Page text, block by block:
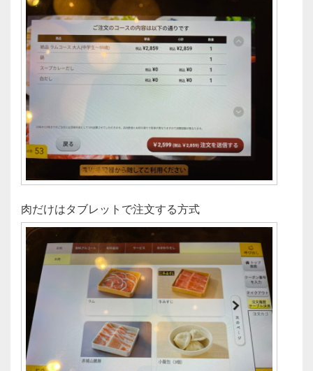
肉だけはタブレットで注文する方式